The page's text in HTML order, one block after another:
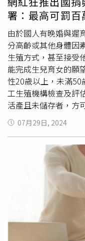
況」。
署：最高可罰百
由於國人有晚婚與遲
分高齡或其他身體因
生殖方式，甚至接受
能完成生兒育女的願
性20歲以上，未滿50
工生殖機構檢查及評
活產且未儲存者，方
捐贈。對此，國民健
會有排卵藥物副作用
民眾在決定捐卵助人
解相關風險，國健署
針劑和藥物與接受
局部不適感或過敏
群、取卵手術與麻醉
民眾在捐卵前應先與
及風險，以保障自
許可之人工生殖機構
法》相關規定，只
07月29日, 2024